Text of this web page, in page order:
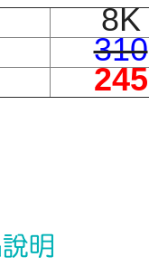
8K
310
245